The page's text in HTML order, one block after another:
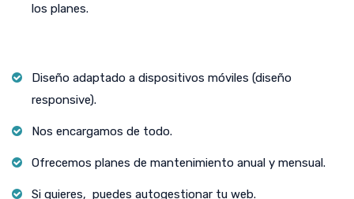
los planes.
Diseño adaptado a dispositivos móviles (diseño
responsive).
Nos encargamos de todo.
Ofrecemos planes de mantenimiento anual y mensual.
Si quieres, puedes autogestionar tu web.